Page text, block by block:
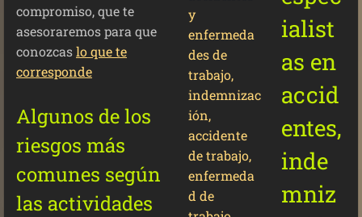
compromiso, que te
asesoraremos para que
conozcaslo que te
corresponde
Algunos de los
riesgos más
comunes según
las actividades